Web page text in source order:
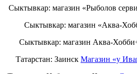
Сыктывкар: магазин «Рыболов
Сыктывкар: магазин «Аква-
Сыктывкар: магазин Аква-
Татарстан: Заинск Магазин «у